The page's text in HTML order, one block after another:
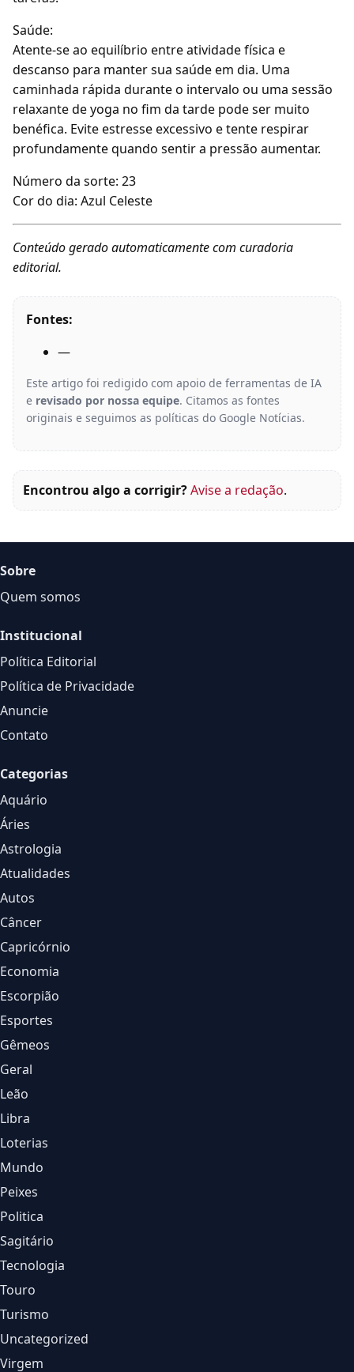
Saúde:
Atente-se ao equilíbrio entre atividade física e
descanso para manter sua saúde em dia. Uma
caminhada rápida durante o intervalo ou uma sessão
relaxante de yoga no fim da tarde pode ser muito
benéfica. Evite estresse excessivo e tente respirar
profundamente quando sentir a pressão aumentar.
Número da sorte: 23
Cor do dia: Azul Celeste
Conteúdo gerado automaticamente com curadoria
editorial.
Fontes:
—
Este artigo foi redigido com apoio de ferramentas de IA
e revisado por nossa equipe. Citamos as fontes
originais e seguimos as políticas do Google Notícias.
Encontrou algo a corrigir?Avise a redação.
Sobre
Quem somos
Institucional
Política Editorial
Política de Privacidade
Anuncie
Contato
Categorias
Aquário
Áries
Astrologia
Atualidades
Autos
Câncer
Capricórnio
Economia
Escorpião
Esportes
Gêmeos
Geral
Leão
Libra
Loterias
Mundo
Peixes
Politica
Sagitário
Tecnologia
Touro
Turismo
Uncategorized
Virgem